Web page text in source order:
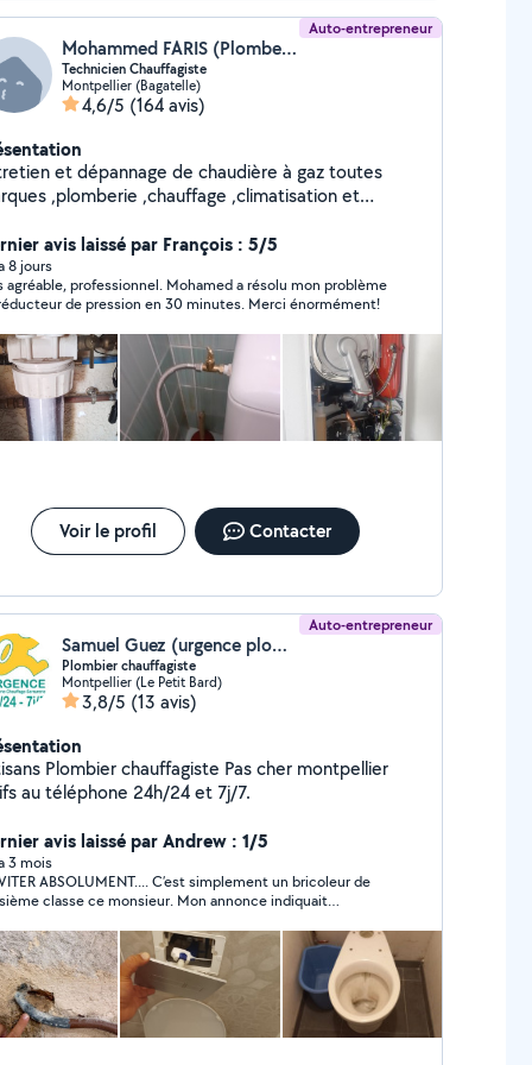
Auto-entrepreneur
Mohammed FARIS (Plomberie,chauffage et climatisation)
Technicien Chauffagiste
Montpellier (Bagatelle)
4,6/5 (164 avis)
et dépannage de chaudière à gaz toutes
,plomberie ,chauffage ,climatisation et
avis laissé par François : 5/5
8 jours
agréable, professionnel. Mohamed a résolu mon problème
de pression en 30 minutes. Merci énormément!
Voir le profil Contacter
Auto-entrepreneur
Samuel Guez (urgence plomberie Chauffage Montpellier)
Plombier chauffagiste
Montpellier (Le Petit Bard)
3,8/5 (13 avis)
Plombier chauffagiste Pas cher montpellier
au téléphone 24h/24 et 7j/7.
avis laissé par Andrew : 1/5
3 mois
ABSOLUMENT.... C’est simplement un bricoleur de
classe ce monsieur. Mon annonce indiquait
est quand même arrivé avec QUE des outils que je lui avais
dit avoir déjà essayés. Lui, il insistait en me disant qu’il
mieux faire car c'était un "pro".. Bien sûr, il n’a pas réussi à
le problème, mais il m’a quand même réclamé 20 € de
Il a bien essayé pendant une heure, mais c’était
dès le début qu’il ne réussirait pas:... aucun résultat. Il